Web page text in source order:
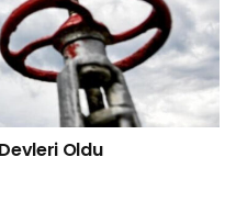
Oldu